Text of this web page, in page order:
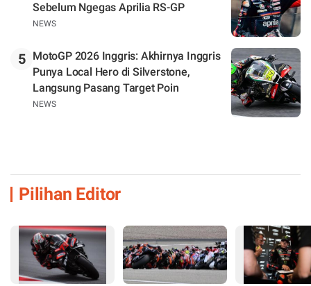
Sebelum Ngegas Aprilia RS-GP
NEWS
5
MotoGP 2026 Inggris: Akhirnya Inggris
Punya Local Hero di Silverstone,
Langsung Pasang Target Poin
NEWS
Pilihan Editor